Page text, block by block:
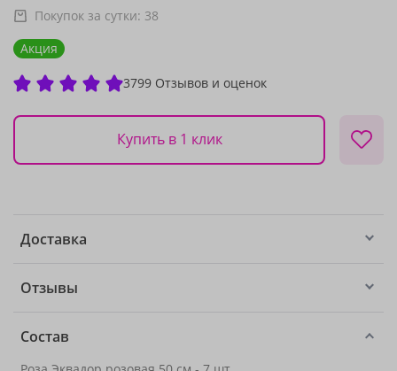
Покупок за сутки: 38
Акция
3799 Отзывов и оценок
Купить в 1 клик
Доставка
Отзывы
Состав